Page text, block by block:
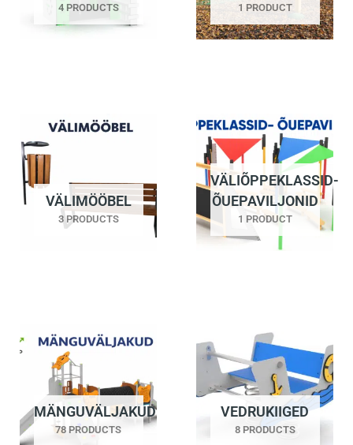
4 PRODUCTS 1 PRODUCT
VÄLIMÖÖBEL
3 PRODUCTS
VÄLIÕPPEKLASSID-
ÕUEPAVILJONID
1 PRODUCT
MÄNGUVÄLJAKUD
78 PRODUCTS
VEDRUKIIGED
8 PRODUCTS